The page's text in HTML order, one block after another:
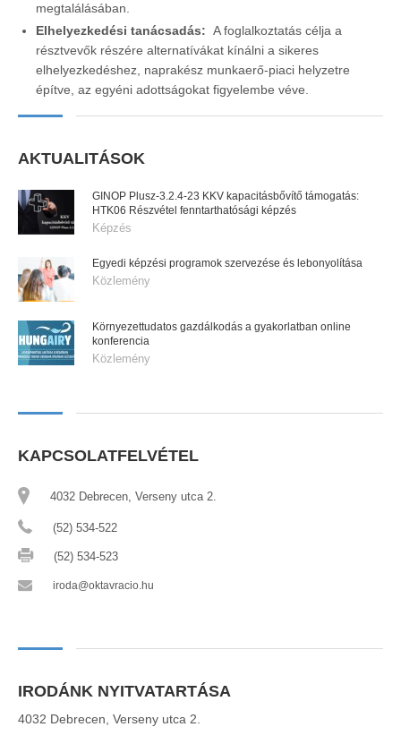
megtalálásában.
Elhelyezkedési tanácsadás: A foglalkoztatás célja a
résztvevők részére alternatívákat kínálni a sikeres
elhelyezkedéshez, naprakész munkaerő-piaci helyzetre
építve, az egyéni adottságokat figyelembe véve.
AKTUALITÁSOK
GINOP Plusz-3.2.4-23 KKV kapacitásbővítő támogatás:
HTK06 Részvétel fenntarthatósági képzés
Képzés
Egyedi képzési programok szervezése és lebonyolítása
Közlemény
Környezettudatos gazdálkodás a gyakorlatban online
konferencia
Közlemény
KAPCSOLATFELVÉTEL
4032 Debrecen, Verseny utca 2.
(52) 534-522
(52) 534-523
iroda@oktavracio.hu
IRODÁNK NYITVATARTÁSA
4032 Debrecen, Verseny utca 2.